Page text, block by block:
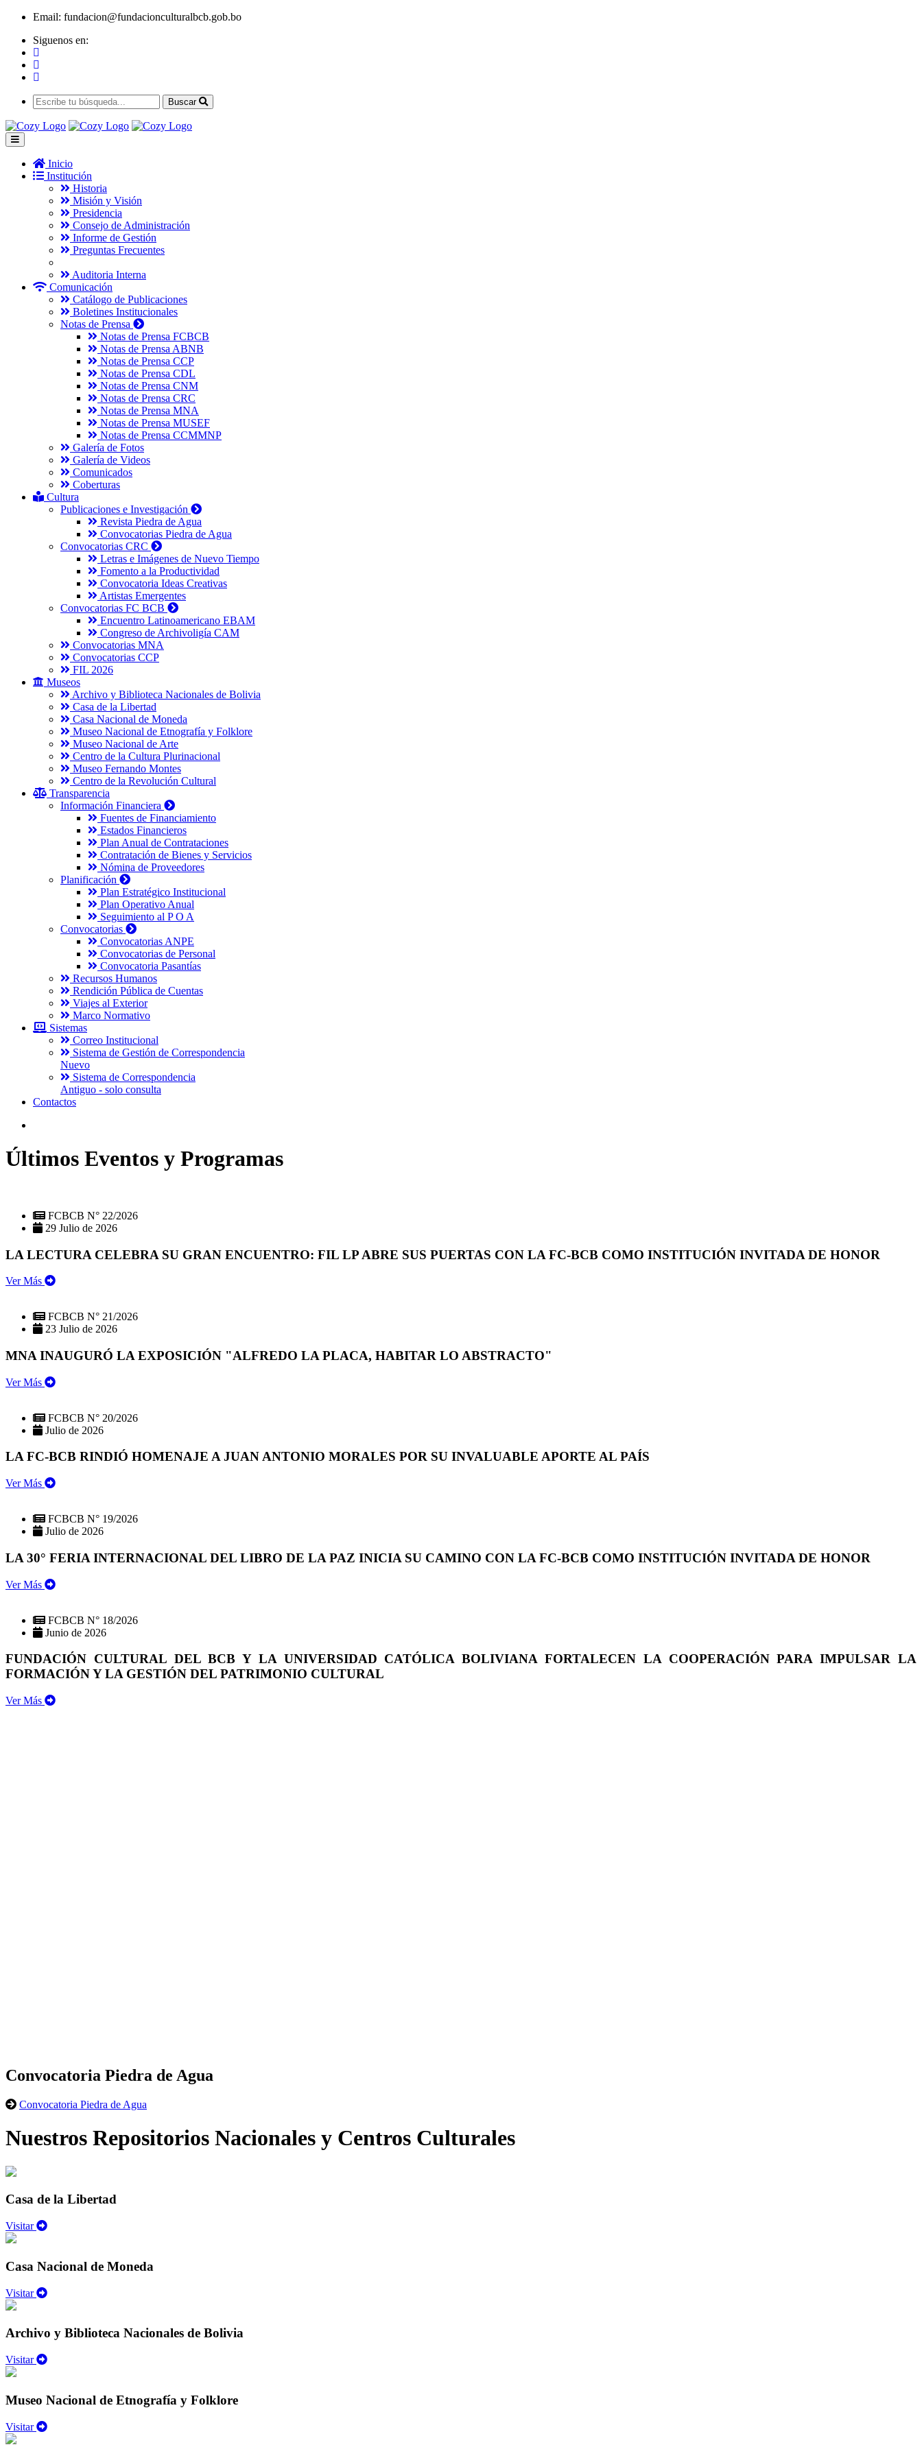
Email: fundacion@fundacionculturalbcb.gob.bo
Siguenos en:
Buscar
Inicio
Institución
Historia
Misión y Visión
Presidencia
Consejo de Administración
Informe de Gestión
Preguntas Frecuentes
Auditoria Interna
Comunicación
Catálogo de Publicaciones
Boletines Institucionales
Notas de Prensa
Notas de Prensa FCBCB
Notas de Prensa ABNB
Notas de Prensa CCP
Notas de Prensa CDL
Notas de Prensa CNM
Notas de Prensa CRC
Notas de Prensa MNA
Notas de Prensa MUSEF
Notas de Prensa CCMMNP
Galería de Fotos
Galería de Videos
Comunicados
Coberturas
Cultura
Publicaciones e Investigación
Revista Piedra de Agua
Convocatorias Piedra de Agua
Convocatorias CRC
Letras e Imágenes de Nuevo Tiempo
Fomento a la Productividad
Convocatoria Ideas Creativas
Artistas Emergentes
Convocatorias FC BCB
Encuentro Latinoamericano EBAM
Congreso de Archivoligía CAM
Convocatorias MNA
Convocatorias CCP
FIL 2026
Museos
Archivo y Biblioteca Nacionales de Bolivia
Casa de la Libertad
Casa Nacional de Moneda
Museo Nacional de Etnografía y Folklore
Museo Nacional de Arte
Centro de la Cultura Plurinacional
Museo Fernando Montes
Centro de la Revolución Cultural
Transparencia
Información Financiera
Fuentes de Financiamiento
Estados Financieros
Plan Anual de Contrataciones
Contratación de Bienes y Servicios
Nómina de Proveedores
Planificación
Plan Estratégico Institucional
Plan Operativo Anual
Seguimiento al P O A
Convocatorias
Convocatorias ANPE
Convocatorias de Personal
Convocatoria Pasantías
Recursos Humanos
Rendición Pública de Cuentas
Viajes al Exterior
Marco Normativo
Sistemas
Correo Institucional
Sistema de Gestión de Correspondencia
Nuevo
Sistema de Correspondencia
Antiguo - solo consulta
Contactos
Últimos Eventos y Programas
FCBCB N° 22/2026
29 Julio de 2026
LA LECTURA CELEBRA SU GRAN ENCUENTRO: FIL LP ABRE SUS PUERTAS CON LA FC-BCB COMO INSTITUCIÓN INVITADA DE HONOR
Ver Más
FCBCB N° 21/2026
23 Julio de 2026
MNA INAUGURÓ LA EXPOSICIÓN "ALFREDO LA PLACA, HABITAR LO ABSTRACTO"
Ver Más
FCBCB N° 20/2026
Julio de 2026
LA FC-BCB RINDIÓ HOMENAJE A JUAN ANTONIO MORALES POR SU INVALUABLE APORTE AL PAÍS
Ver Más
FCBCB N° 19/2026
Julio de 2026
LA 30° FERIA INTERNACIONAL DEL LIBRO DE LA PAZ INICIA SU CAMINO CON LA FC-BCB COMO INSTITUCIÓN INVITADA DE HONOR
Ver Más
FCBCB N° 18/2026
Junio de 2026
FUNDACIÓN CULTURAL DEL BCB Y LA UNIVERSIDAD CATÓLICA BOLIVIANA FORTALECEN LA COOPERACIÓN PARA IMPULSAR LA
FORMACIÓN Y LA GESTIÓN DEL PATRIMONIO CULTURAL
Ver Más
Convocatoria Piedra de Agua
Convocatoria Piedra de Agua
Nuestros Repositorios Nacionales y Centros Culturales
Casa de la Libertad
Visitar
Casa Nacional de Moneda
Visitar
Archivo y Biblioteca Nacionales de Bolivia
Visitar
Museo Nacional de Etnografía y Folklore
Visitar